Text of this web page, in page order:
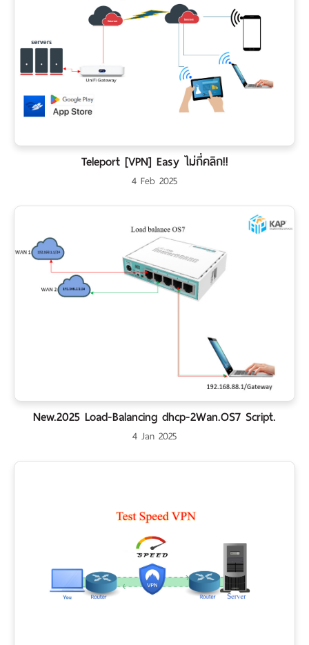
Teleport [VPN] Easy ไม่กี่คลิก!!
4 Feb 2025
New.2025 Load-Balancing dhcp-2Wan.OS7 Script.
4 Jan 2025